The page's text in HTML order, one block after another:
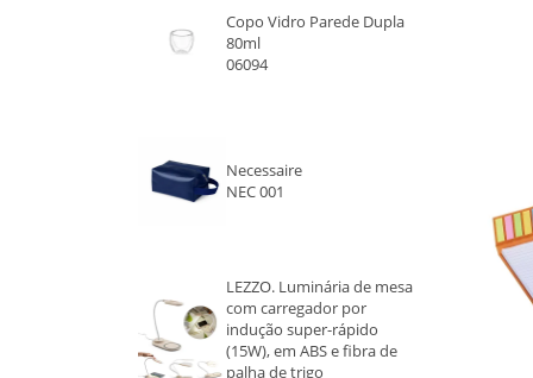
TRANSPARENTE
NATURAL
Copo Vidro Parede Dupla
80ml
06094
Necessaire
NEC 001
LEZZO. Luminária de mesa
com carregador por
indução super-rápido
(15W), em ABS e fibra de
palha de trigo